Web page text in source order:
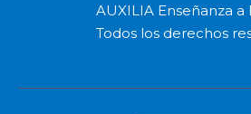
AUXILIA Enseñanza a
Todos los derechos